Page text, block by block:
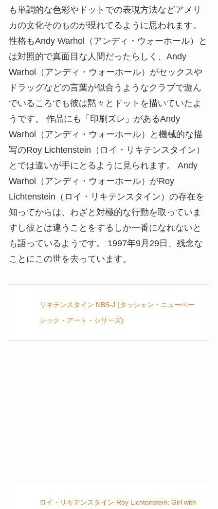
も単調的な色彩やドットでの表現方法などアメリ
カの文化そのものが現れてるように思われます。
性格もAndy Warhol（アンディ・ウォーホール）と
は対照的で真面目な人間だったらしく、Andy
Warhol（アンディ・ウォーホール）がセックスや
ドラッグなどの言葉が似合うようなクラブで遊ん
でいるころでも彼は黙々とドットを描いていたよ
うです。 作品にも「印刷ズレ」があるAndy
Warhol（アンディ・ウォーホール）と機械的な描
写のRoy Lichtenstein（ロイ・リキテンスタイン）
とでは違いが手にとるように見られます。 Andy
Warhol（アンディ・ウォーホール）がRoy
Lichtenstein（ロイ・リキテンスタイン）の存在を
知ってからは、わざと対極的な行動を取っていま
すし彼とは違うことをするしか一番になれないと
も語っているようです。 1997年9月29日、残念な
ことにこの世を去っています。
リキテンスタイン NBS-J (タッシェン・ニューベー
シック・アート・シリーズ)
ロイ・リキテンスタイン Roy Lichtenstein: Girl with